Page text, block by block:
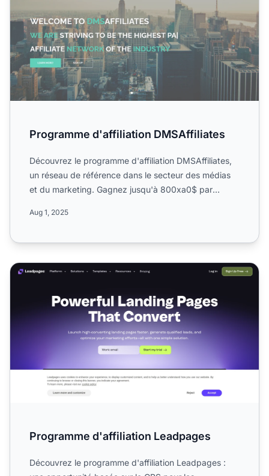
Programme d'affiliation DMSAffiliates
Découvrez le programme d'affiliation DMSAffiliates,
un réseau de référence dans le secteur des médias
et du marketing. Gagnez jusqu'à 800xa0$ par
Aug 1, 2025
Programme d'affiliation Leadpages
Programme d'affiliation Leadpages
Découvrez le programme d'affiliation Leadpages :